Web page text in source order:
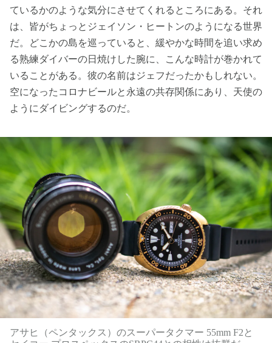
ているかのような気分にさせてくれるところにある。それ
は、皆がちょっとジェイソン・ヒートンのようになる世界
だ。どこかの島を巡っていると、緩やかな時間を追い求め
る熟練ダイバーの日焼けした腕に、こんな時計が巻かれて
いることがある。彼の名前はジェフだったかもしれない。
空になったコロナビールと永遠の共存関係にあり、天使の
ようにダイビングするのだ。
アサヒ（ペンタックス）のスーパータクマー 55mm F2と